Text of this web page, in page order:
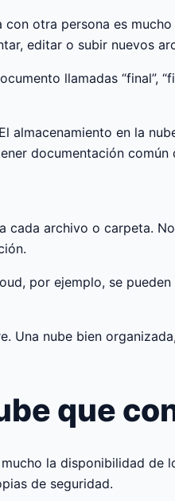
otra persona es
editar o subir nuevos
llamadas “final”,
en la
documentación común
cada archivo o carpeta.
por ejemplo, se
Una nube bien
que
la disponibilidad de
de seguridad.